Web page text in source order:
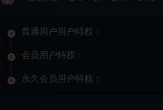
普通用户用户特权：
会员用户特权：
永久会员用户特权：